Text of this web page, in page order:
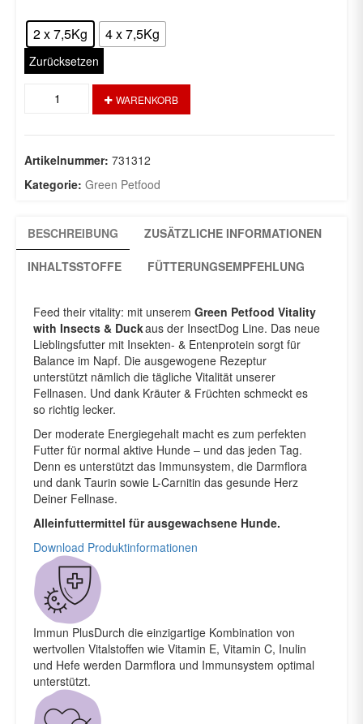
2 x 7,5Kg 4 x 7,5Kg
Zurücksetzen
Balance
with
Insects
Duck
WARENKORB
Artikelnummer: 731312
Kategorie: Green Petfood
BESCHREIBUNG ZUSÄTZLICHE INFORMATIONEN
INHALTSSTOFFE FÜTTERUNGSEMPFEHLUNG
Feed their vitality: mit unserem Green Petfood Vitality
with Insects & Duckaus der InsectDog Line. Das neue
Lieblingsfutter mit Insekten- & Entenprotein sorgt für
Balance im Napf. Die ausgewogene Rezeptur
unterstützt nämlich die tägliche Vitalität unserer
Fellnasen. Und dank Kräuter & Früchten schmeckt es
so richtig lecker.
Der moderate Energiegehalt macht es zum perfekten
Futter für normal aktive Hunde – und das jeden Tag.
Denn es unterstützt das Immunsystem, die Darmflora
und dank Taurin sowie L-Carnitin das gesunde Herz
Deiner Fellnase.
Alleinfuttermittel für ausgewachsene Hunde.
Download Produktinformationen
Immun PlusDurch die einzigartige Kombination von
wertvollen Vitalstoffen wie Vitamin E, Vitamin C, Inulin
und Hefe werden Darmflora und Immunsystem optimal
unterstützt.